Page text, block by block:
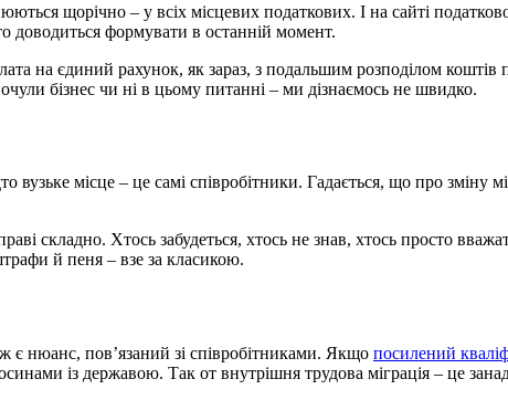
щорічно – у всіх місцевих податкових. І на сайті
доводиться формувати в останній момент.
на єдиний рахунок, як зараз, з подальшим розподілом
бізнес чи ні в цьому питанні – ми дізнаємось не швидко.
вузьке місце – це самі співробітники. Гадається, що про зміну
складно. Хтось забудеться, хтось не знав, хтось просто
й пеня – взе за класикою.
нюанс, пов’язаний зі співробітниками. Якщо посилений
із державою. Так от внутрішня трудова міграція – це